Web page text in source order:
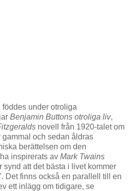
föddes under otroliga
Benjamin Buttons otroliga liv,
novell från 1920-talet om
och sedan åldras
berättelsen om den
inspirerats av Mark Twains
synd att det bästa i livet kommer
Det finns också en parallell till en
ett inlägg om tidigare, se